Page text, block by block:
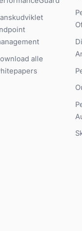
alle